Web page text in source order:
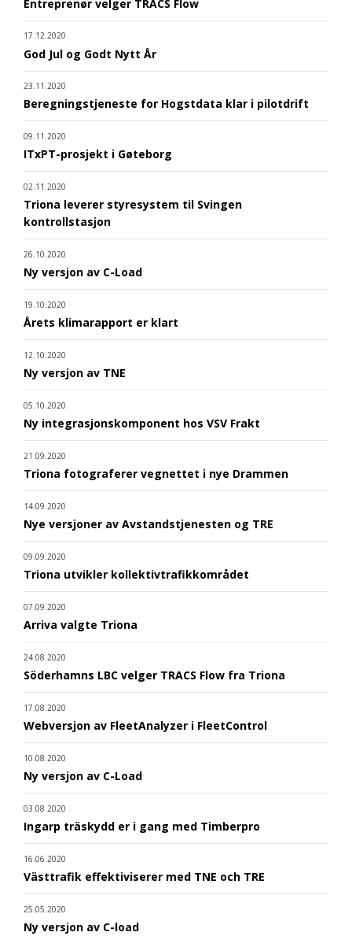
Entreprenør velger TRACS Flow
17.12.2020
God Jul og Godt Nytt År
23.11.2020
Beregningstjeneste for Hogstdata klar i pilotdrift
09.11.2020
ITxPT-prosjekt i Gøteborg
02.11.2020
Triona leverer styresystem til Svingen
kontrollstasjon
26.10.2020
Ny versjon av C-Load
19.10.2020
Årets klimarapport er klart
12.10.2020
Ny versjon av TNE
05.10.2020
Ny integrasjonskomponent hos VSV Frakt
21.09.2020
Triona fotograferer vegnettet i nye Drammen
14.09.2020
Nye versjoner av Avstandstjenesten og TRE
09.09.2020
Triona utvikler kollektivtrafikkområdet
07.09.2020
Arriva valgte Triona
24.08.2020
Söderhamns LBC velger TRACS Flow fra Triona
17.08.2020
Webversjon av FleetAnalyzer i FleetControl
10.08.2020
Ny versjon av C-Load
03.08.2020
Ingarp träskydd er i gang med Timberpro
16.06.2020
Västtrafik effektiviserer med TNE och TRE
25.05.2020
Ny versjon av C-load